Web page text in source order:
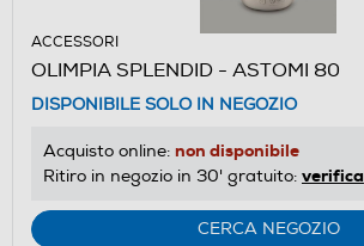
ACCESSORI
OLIMPIA SPLENDID - ASTOMI 80
DISPONIBILE SOLO IN NEGOZIO
Acquisto online: non disponibile
Ritiro in negozio in 30' gratuito: verifica
CERCA NEGOZIO